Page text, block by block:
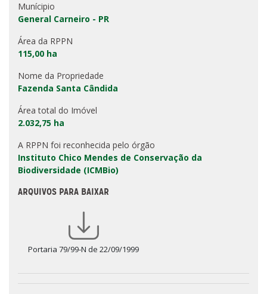
Munícipio
General Carneiro - PR
Área da RPPN
115,00 ha
Nome da Propriedade
Fazenda Santa Cândida
Área total do Imóvel
2.032,75 ha
A RPPN foi reconhecida pelo órgão
Instituto Chico Mendes de Conservação da
Biodiversidade (ICMBio)
ARQUIVOS PARA BAIXAR
Portaria 79/99-N de 22/09/1999